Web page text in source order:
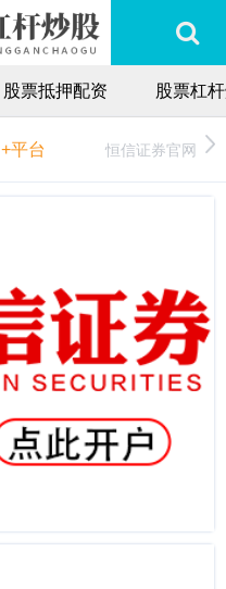
股票抵押配资 股票杠
+平台 恒信证券官网